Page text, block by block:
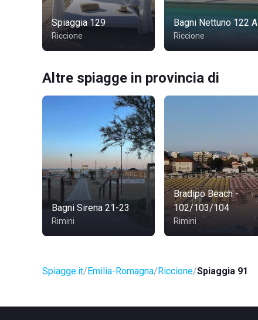
Spiaggia 129
Riccione
Bagni Nettuno 122 A
Riccione
Altre spiagge in provincia di
Bagni Sirena 21-23
Rimini
Bradipo Beach -
102/103/104
Rimini
Spiagge.it Emilia-Romagna Riccione Spiaggia 91